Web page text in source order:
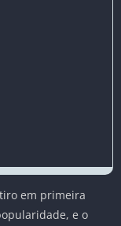
em primeira
e o